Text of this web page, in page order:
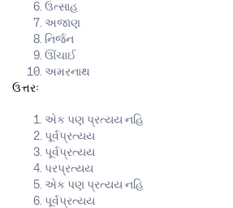
ઉત્સાહ
અજાણ
નિર્જન
ઊંચાઈ
અમરનાથ
ઉત્તરઃ
એક પણ પ્રત્યય નહિ
પૂર્વપ્રત્યય
પૂર્વપ્રત્યય
પરપ્રત્યય
એક પણ પ્રત્યય નહિ
પૂર્વપ્રત્યય